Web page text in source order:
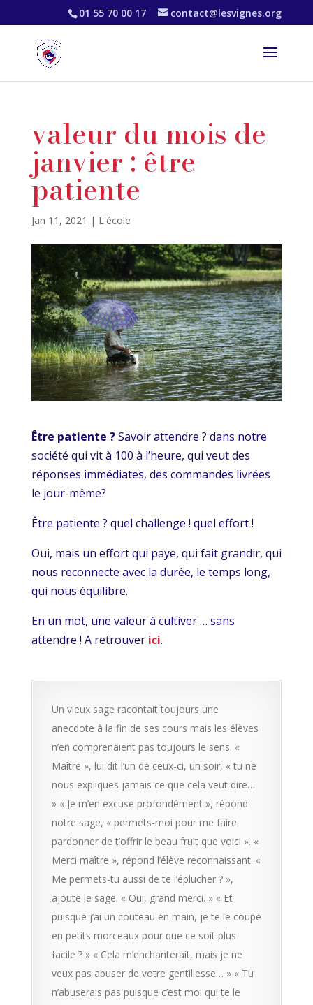
01 55 70 00 17 contact@lesvignes.org
valeur du mois de
janvier : être
patiente
Jan 11, 2021 | L'école
Être patiente ?Savoir attendre ? dans notre
société qui vit à 100 à l’heure, qui veut des
réponses immédiates, des commandes livrées
le jour-même?
Être patiente ? quel challenge ! quel effort !
Oui, mais un effort qui paye, qui fait grandir, qui
nous reconnecte avec la durée, le temps long,
qui nous équilibre.
En un mot, une valeur à cultiver … sans
attendre ! A retrouver ici.
Un vieux sage racontait toujours une
anecdote à la fin de ses cours mais les élèves
n’en comprenaient pas toujours le sens. «
Maître », lui dit l’un de ceux-ci, un soir, « tu ne
nous expliques jamais ce que cela veut dire…
» « Je m’en excuse profondément », répond
notre sage, « permets-moi pour me faire
pardonner de t’offrir le beau fruit que voici ». «
Merci maître », répond l’élève reconnaissant. «
Me permets-tu aussi de te l’éplucher ? »,
ajoute le sage. « Oui, grand merci. » « Et
puisque j’ai un couteau en main, je te le coupe
en petits morceaux pour que ce soit plus
facile ? » « Cela m’enchanterait, mais je ne
veux pas abuser de votre gentillesse… » « Tu
n’abuserais pas puisque c’est moi qui te le